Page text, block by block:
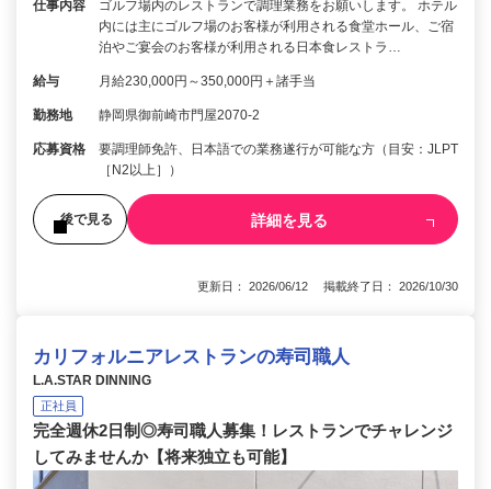
仕事内容
ゴルフ場内のレストランで調理業務をお願いします。 ホテル
内には主にゴルフ場のお客様が利用される食堂ホール、ご宿
泊やご宴会のお客様が利用される日本食レストラ…
給与 月給230,000円～350,000円＋諸手当
勤務地 静岡県御前崎市門屋2070-2
応募資格
要調理師免許、日本語での業務遂行が可能な方（目安：JLPT
［N2以上］）
後で見る 詳細を見る
更新日： 2026/06/12 掲載終了日： 2026/10/30
カリフォルニアレストランの寿司職人
L.A.STAR DINNING
正社員
完全週休2日制◎寿司職人募集！レストランでチャレンジ
してみませんか【将来独立も可能】